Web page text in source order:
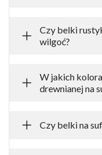
Czy belki
wilgoć?
W jakich
drewnianej na
Czy belki na